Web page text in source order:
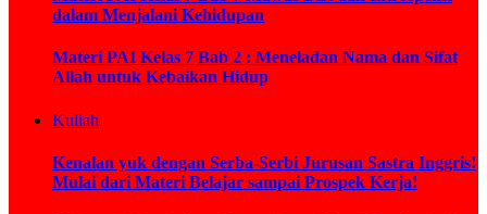
dalam Menjalani Kehidupan
Materi PAI Kelas 7 Bab 2 : Meneladan Nama dan Sifat
Allah untuk Kebaikan Hidup
Kuliah
Kenalan yuk dengan Serba-Serbi Jurusan Sastra Inggris!
Mulai dari Materi Belajar sampai Prospek Kerja!